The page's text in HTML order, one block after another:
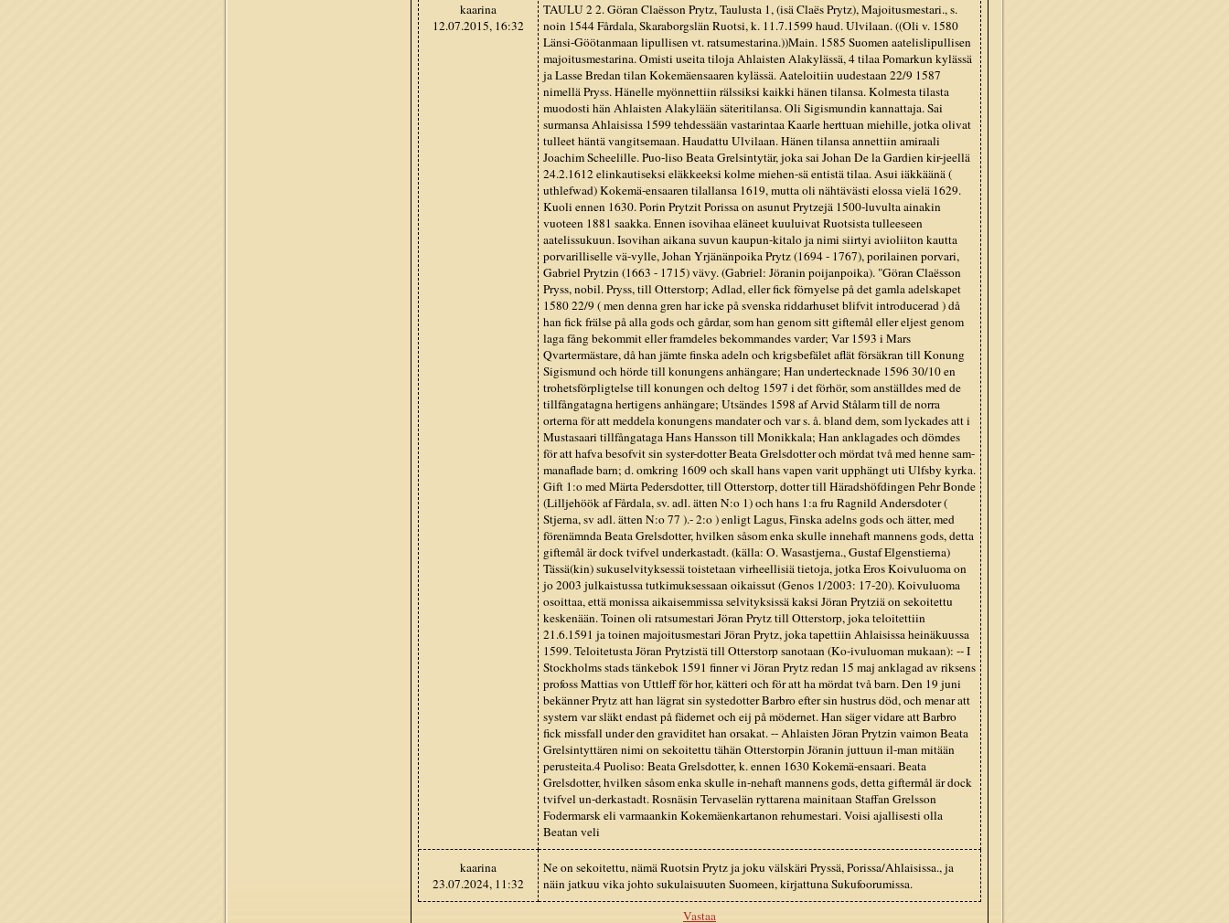
kaarina
12.07.2015, 16:32
TAULU 2 2. Göran Claësson Prytz, Taulusta 1, (isä Claës Prytz), Majoitusmestari., s.
noin 1544 Fårdala, Skaraborgslän Ruotsi, k. 11.7.1599 haud. Ulvilaan. ((Oli v. 1580
Länsi-Göötanmaan lipullisen vt. ratsumestarina.))Main. 1585 Suomen aatelislipullisen
majoitusmestarina. Omisti useita tiloja Ahlaisten Alakylässä, 4 tilaa Pomarkun kylässä
ja Lasse Bredan tilan Kokemäensaaren kylässä. Aateloitiin uudestaan 22/9 1587
nimellä Pryss. Hänelle myönnettiin rälssiksi kaikki hänen tilansa. Kolmesta tilasta
muodosti hän Ahlaisten Alakylään säteritilansa. Oli Sigismundin kannattaja. Sai
surmansa Ahlaisissa 1599 tehdessään vastarintaa Kaarle herttuan miehille, jotka olivat
tulleet häntä vangitsemaan. Haudattu Ulvilaan. Hänen tilansa annettiin amiraali
Joachim Scheelille. Puo-liso Beata Grelsintytär, joka sai Johan De la Gardien kir-jeellä
24.2.1612 elinkautiseksi eläkkeeksi kolme miehen-sä entistä tilaa. Asui iäkkäänä (
uthlefwad) Kokemä-ensaaren tilallansa 1619, mutta oli nähtävästi elossa vielä 1629.
Kuoli ennen 1630. Porin Prytzit Porissa on asunut Prytzejä 1500-luvulta ainakin
vuoteen 1881 saakka. Ennen isovihaa eläneet kuuluivat Ruotsista tulleeseen
aatelissukuun. Isovihan aikana suvun kaupun-kitalo ja nimi siirtyi avioliiton kautta
porvarilliselle vä-vylle, Johan Yrjänänpoika Prytz (1694 - 1767), porilainen porvari,
Gabriel Prytzin (1663 - 1715) vävy. (Gabriel: Jöranin poijanpoika). "Göran Claësson
Pryss, nobil. Pryss, till Otterstorp; Adlad, eller fick förnyelse på det gamla adelskapet
1580 22/9 ( men denna gren har icke på svenska riddarhuset blifvit introducerad ) då
han fick frälse på alla gods och gårdar, som han genom sitt giftemål eller eljest genom
laga fång bekommit eller framdeles bekommandes varder; Var 1593 i Mars
Qvartermästare, då han jämte finska adeln och krigsbefälet aflät försäkran till Konung
Sigismund och hörde till konungens anhängare; Han undertecknade 1596 30/10 en
trohetsförpligtelse till konungen och deltog 1597 i det förhör, som anställdes med de
tillfångatagna hertigens anhängare; Utsändes 1598 af Arvid Stålarm till de norra
orterna för att meddela konungens mandater och var s. å. bland dem, som lyckades att i
Mustasaari tillfångataga Hans Hansson till Monikkala; Han anklagades och dömdes
för att hafva besofvit sin syster-dotter Beata Grelsdotter och mördat två med henne sam-
manaflade barn; d. omkring 1609 och skall hans vapen varit upphängt uti Ulfsby kyrka.
Gift 1:o med Märta Pedersdotter, till Otterstorp, dotter till Häradshöfdingen Pehr Bonde
(Lilljehöök af Fårdala, sv. adl. ätten N:o 1) och hans 1:a fru Ragnild Andersdoter (
Stjerna, sv adl. ätten N:o 77 ).- 2:o ) enligt Lagus, Finska adelns gods och ätter, med
förenämnda Beata Grelsdotter, hvilken såsom enka skulle innehaft mannens gods, detta
giftemål är dock tvifvel underkastadt. (källa: O. Wasastjerna., Gustaf Elgenstierna)
Tässä(kin) sukuselvityksessä toistetaan virheellisiä tietoja, jotka Eros Koivuluoma on
jo 2003 julkaistussa tutkimuksessaan oikaissut (Genos 1/2003: 17-20). Koivuluoma
osoittaa, että monissa aikaisemmissa selvityksissä kaksi Jöran Prytziä on sekoitettu
keskenään. Toinen oli ratsumestari Jöran Prytz till Otterstorp, joka teloitettiin
21.6.1591 ja toinen majoitusmestari Jöran Prytz, joka tapettiin Ahlaisissa heinäkuussa
1599. Teloitetusta Jöran Prytzistä till Otterstorp sanotaan (Ko-ivuluoman mukaan): -- I
Stockholms stads tänkebok 1591 finner vi Jöran Prytz redan 15 maj anklagad av riksens
profoss Mattias von Uttleff för hor, kätteri och för att ha mördat två barn. Den 19 juni
bekänner Prytz att han lägrat sin systedotter Barbro efter sin hustrus död, och menar att
systern var släkt endast på fädernet och eij på mödernet. Han säger vidare att Barbro
fick missfall under den graviditet han orsakat. -- Ahlaisten Jöran Prytzin vaimon Beata
Grelsintyttären nimi on sekoitettu tähän Otterstorpin Jöranin juttuun il-man mitään
perusteita.4 Puoliso: Beata Grelsdotter, k. ennen 1630 Kokemä-ensaari. Beata
Grelsdotter, hvilken såsom enka skulle in-nehaft mannens gods, detta giftermål är dock
tvifvel un-derkastadt. Rosnäsin Tervaselän ryttarena mainitaan Staffan Grelsson
Fodermarsk eli varmaankin Kokemäenkartanon rehumestari. Voisi ajallisesti olla
Beatan veli
kaarina
23.07.2024, 11:32
Ne on sekoitettu, nämä Ruotsin Prytz ja joku välskäri Pryssä, Porissa/Ahlaisissa., ja
näin jatkuu vika johto sukulaisuuten Suomeen, kirjattuna Sukufoorumissa.
Vastaa